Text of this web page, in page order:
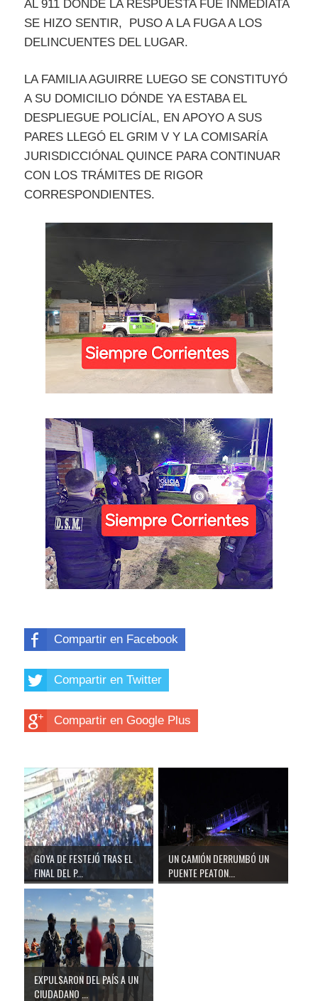
AL 911 DÓNDE LA RESPUESTA FUE INMEDIATA
SE HIZO SENTIR, PUSO A LA FUGA A LOS
DELINCUENTES DEL LUGAR.
LA FAMILIA AGUIRRE LUEGO SE CONSTITUYÓ
A SU DOMICILIO DÓNDE YA ESTABA EL
DESPLIEGUE POLICÍAL, EN APOYO A SUS
PARES LLEGÓ EL GRIM V Y LA COMISARÍA
JURISDICCIÓNAL QUINCE PARA CONTINUAR
CON LOS TRÁMITES DE RIGOR
CORRESPONDIENTES.
Compartir en Facebook
Compartir en Twitter
Compartir en Google Plus
GOYA DE FESTEJÓ TRAS EL
FINAL DEL P...
UN CAMIÓN DERRUMBÓ UN
PUENTE PEATON...
EXPULSARON DEL PAÍS A UN
CIUDADANO ...